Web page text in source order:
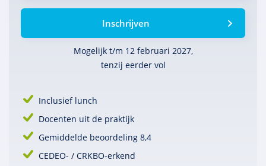
Inschrijven
Mogelijk t/m 12 februari 2027,
tenzij eerder vol
Inclusief lunch
Docenten uit de praktijk
Gemiddelde beoordeling 8,4
CEDEO- / CRKBO-erkend